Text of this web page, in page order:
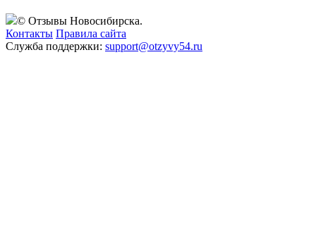
© Отзывы Новосибирска.
Контакты Правила сайта
Служба поддержки: support@otzyvy54.ru